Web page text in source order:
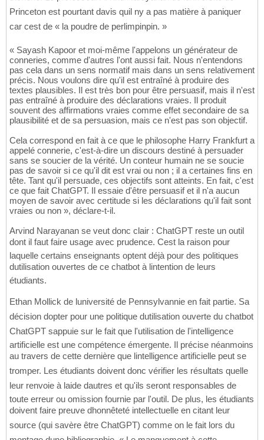
Princeton est pourtant davis quil ny a pas matière à paniquer
car cest de « la poudre de perlimpinpin. »
« Sayash Kapoor et moi-même l'appelons un générateur de
conneries, comme d'autres l'ont aussi fait. Nous n'entendons
pas cela dans un sens normatif mais dans un sens relativement
précis. Nous voulons dire qu'il est entraîné à produire des
textes plausibles. Il est très bon pour être persuasif, mais il n'est
pas entraîné à produire des déclarations vraies. Il produit
souvent des affirmations vraies comme effet secondaire de sa
plausibilité et de sa persuasion, mais ce n'est pas son objectif.
Cela correspond en fait à ce que le philosophe Harry Frankfurt a
appelé connerie, c'est-à-dire un discours destiné à persuader
sans se soucier de la vérité. Un conteur humain ne se soucie
pas de savoir si ce qu'il dit est vrai ou non ; il a certaines fins en
tête. Tant qu'il persuade, ces objectifs sont atteints. En fait, c'est
ce que fait ChatGPT. Il essaie d'être persuasif et il n'a aucun
moyen de savoir avec certitude si les déclarations qu'il fait sont
vraies ou non », déclare-t-il.
Arvind Narayanan se veut donc clair : ChatGPT reste un outil
dont il faut faire usage avec prudence. Cest la raison pour
laquelle certains enseignants optent déjà pour des politiques
dutilisation ouvertes de ce chatbot à lintention de leurs
étudiants.
Ethan Mollick de luniversité de Pennsylvannie en fait partie. Sa
décision dopter pour une politique dutilisation ouverte du chatbot
ChatGPT sappuie sur le fait que l'utilisation de l'intelligence
artificielle est une compétence émergente. Il précise néanmoins
au travers de cette dernière que lintelligence artificielle peut se
tromper. Les étudiants doivent donc vérifier les résultats quelle
leur renvoie à laide dautres et qu'ils seront responsables de
toute erreur ou omission fournie par l'outil. De plus, les étudiants
doivent faire preuve dhonnêteté intellectuelle en citant leur
source (qui savère être ChatGPT) comme on le fait lors du